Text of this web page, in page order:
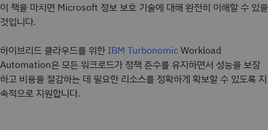
이 책을 마치면 Microsoft 정보 보호 기술에 대해 완전히 이해할 수 있을
것입니다.
하이브리드 클라우드를 위한 IBM Turbonomic Workload
Automation은 모든 워크로드가 정책 준수를 유지하면서 성능을 보장
하고 비용을 절감하는 데 필요한 리소스를 정확하게 확보할 수 있도록 지
속적으로 지원합니다.